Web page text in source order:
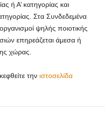
ή Α’ κατηγορίας και
Στα Συνδεδεμένα
ψηλής ποιοτικής
επηρεάζεται άμεσα ή
χώρας.
την ιστοσελίδα